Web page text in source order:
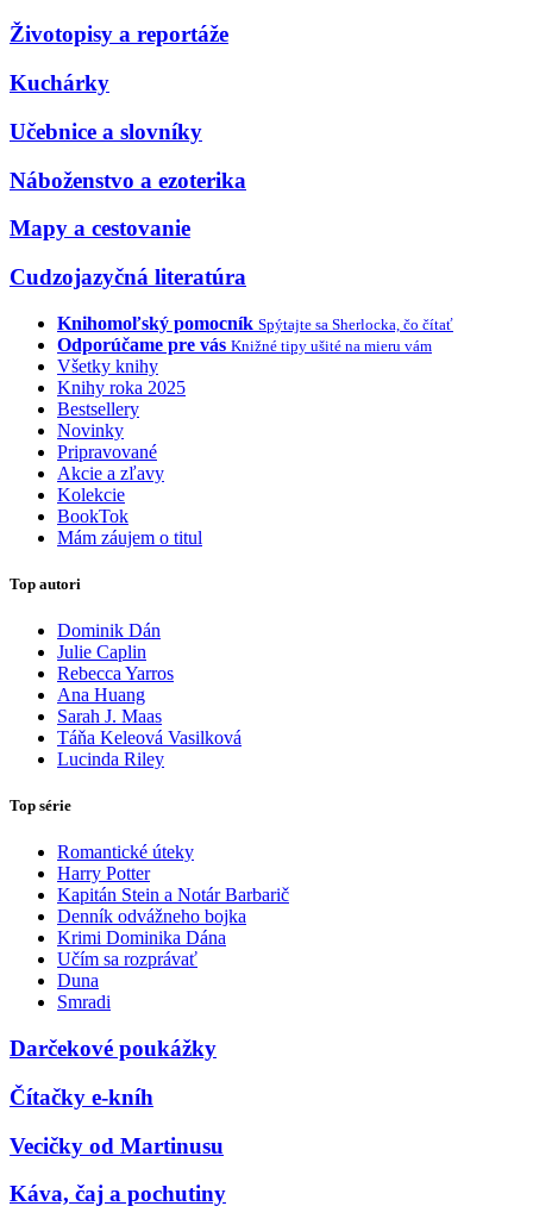
Životopisy a reportáže
Kuchárky
Učebnice a slovníky
Náboženstvo a ezoterika
Mapy a cestovanie
Cudzojazyčná literatúra
Knihomoľský pomocník Spýtajte sa Sherlocka, čo čítať
Odporúčame pre vás Knižné tipy ušité na mieru vám
Všetky knihy
Knihy roka 2025
Bestsellery
Novinky
Pripravované
Akcie a zľavy
Kolekcie
BookTok
Mám záujem o titul
Top autori
Dominik Dán
Julie Caplin
Rebecca Yarros
Ana Huang
Sarah J. Maas
Táňa Keleová Vasilková
Lucinda Riley
Top série
Romantické úteky
Harry Potter
Kapitán Stein a Notár Barbarič
Denník odvážneho bojka
Krimi Dominika Dána
Učím sa rozprávať
Duna
Smradi
Darčekové poukážky
Čítačky e-kníh
Vecičky od Martinusu
Káva, čaj a pochutiny